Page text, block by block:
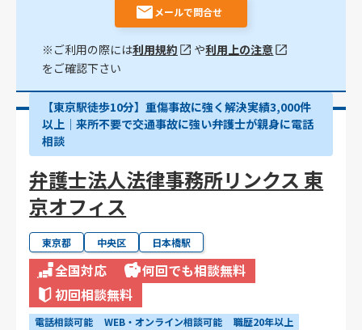
メールで問合せ
※ご利用の際には利用規約 や利用上の注意
をご確認下さい
【東京駅徒歩10分】重傷事故に強く解決実績3,000件
以上│来所不要で交通事故に強い弁護士が親身に電話
相談
弁護士法人法律事務所リンクス 東
京オフィス
東京都 中央区 日本橋駅
全国対応
何回でも相談無料
初回相談無料
電話相談可能 WEB・オンライン相談可能
職歴20年以上